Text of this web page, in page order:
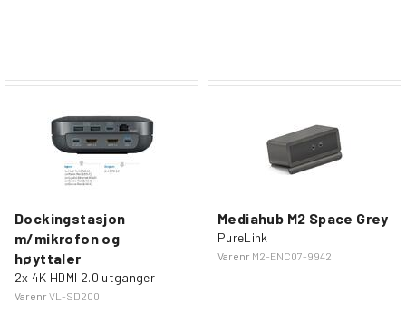
Dockingstasjon
m/mikrofon og
høyttaler
2x 4K HDMI 2.0 utganger
Varenr VL-SD200
Mediahub M2 Space Grey
PureLink
Varenr M2-ENC07-9942